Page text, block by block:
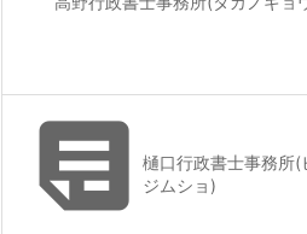
樋口行政書士事務所
ジムショ)